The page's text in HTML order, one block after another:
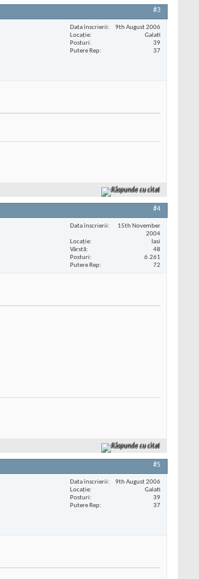
#3
Data înscrierii
9th August 2006
Locaţie
Galati
Posturi
39
Putere Rep
37
Răspunde cu citat
#4
Data înscrierii
15th November
2004
Locaţie
Iasi
Vârstă
48
Posturi
6.261
Putere Rep
72
Răspunde cu citat
#5
Data înscrierii
9th August 2006
Locaţie
Galati
Posturi
39
Putere Rep
37